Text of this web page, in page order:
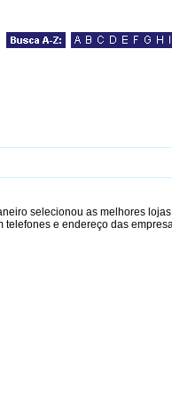
selecionou as melhores
telefones e endereço das